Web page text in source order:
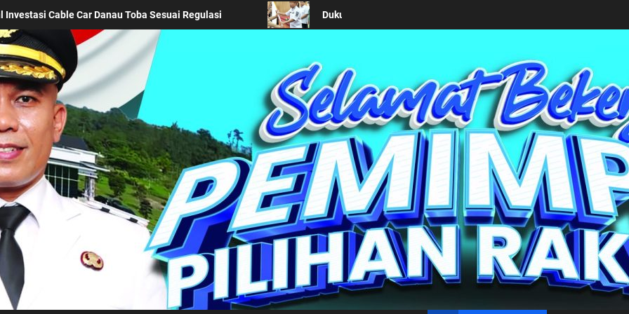
Dukung Pembentukan Karakter Generasi Muda, Bupati Simalungun Berangkatkan 38 Anggota Pramuka Ikuti Jamnas XII Tahun 2026
Simalungun